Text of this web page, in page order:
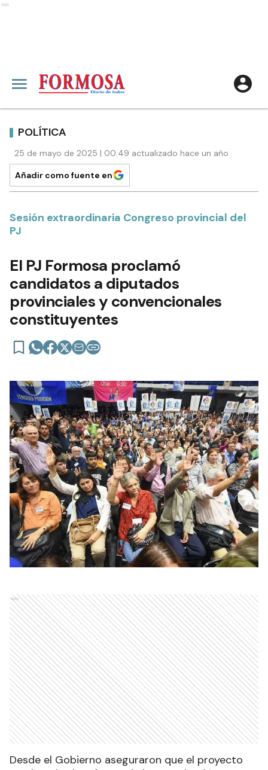
Ads
POLÍTICA
25 de mayo de 2025 | 00:49 actualizado hace un año
Añadir como fuente en
Sesión extraordinaria Congreso provincial del
PJ
El PJ Formosa proclamó
candidatos a diputados
provinciales y convencionales
constituyentes
Ads
Desde el Gobierno aseguraron que el proyecto